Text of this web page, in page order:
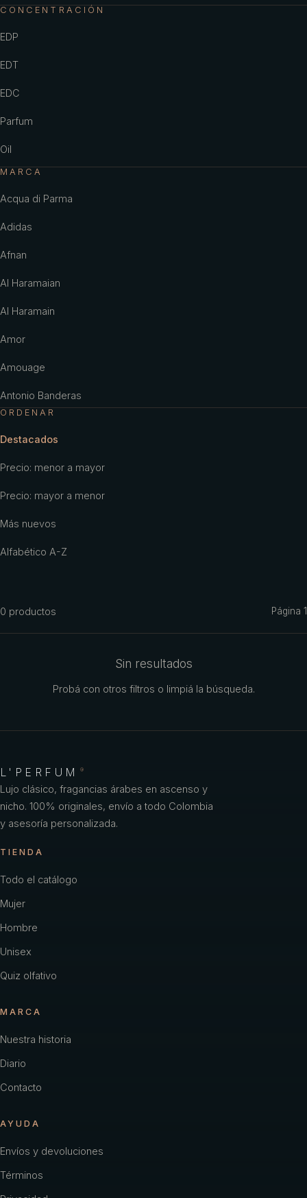
CONCENTRACIÓN
EDP
EDT
EDC
Parfum
Oil
MARCA
Acqua di Parma
Adidas
Afnan
Al Haramaian
Al Haramain
Amor
Amouage
Antonio Banderas
Benetton
Britney Spears
Burberry
Calvin Klein
Carolina Herrera
Cartier
Chacharel Woman
Chevignon
Coach
Color
Davidoff
Diesel
Dior
ORDENAR
Destacados
Precio: menor a mayor
Precio: mayor a menor
Más nuevos
Alfabético A-Z
0 productos Página 1
Sin resultados
Probá con otros filtros o limpiá la búsqueda.
L'PERFUM ®
Lujo clásico, fragancias árabes en ascenso y
nicho. 100% originales, envío a todo Colombia
y asesoría personalizada.
TIENDA
Todo el catálogo
Mujer
Hombre
Unisex
Quiz olfativo
MARCA
Nuestra historia
Diario
Contacto
AYUDA
Envíos y devoluciones
Términos